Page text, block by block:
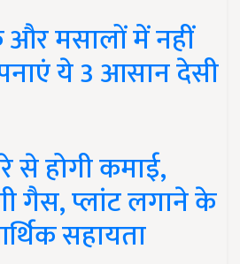
मसालों में नहीं
ये 3 आसान देसी
होगी कमाई,
गैस, प्लांट लगाने के
सहायता